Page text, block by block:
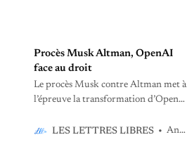
Procès Musk Altman, OpenAI
face au droit
Le procès Musk contre Altman met à
l’épreuve la transformation d’OpenAI
service de l’humanité. Documents
LES LETTRES LIBRES Anne-Emmanuelle Lejeune